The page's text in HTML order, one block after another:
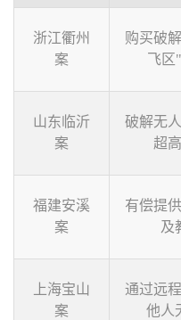
浙江衢州
案
购买破
飞区
山东临沂
案
破解无
超
福建安溪
案
有偿提
及
上海宝山
案
通过远
他人